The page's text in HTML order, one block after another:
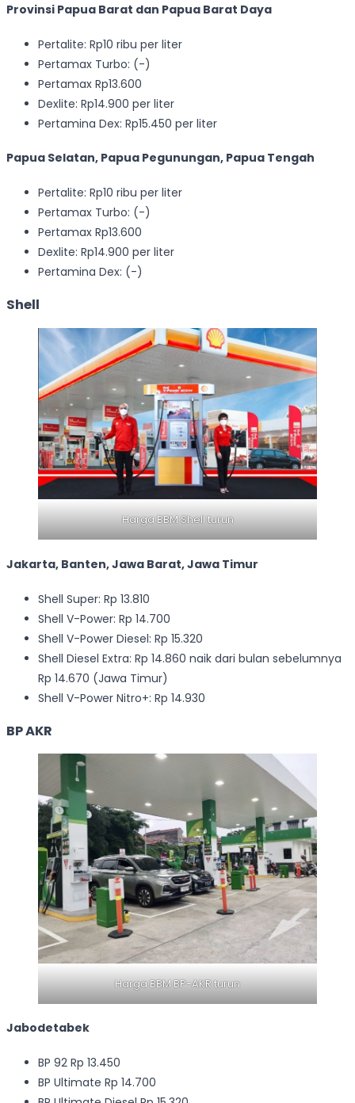
Provinsi Papua Barat dan Papua Barat Daya
Pertalite: Rp10 ribu per liter
Pertamax Turbo: (-)
Pertamax Rp13.600
Dexlite: Rp14.900 per liter
Pertamina Dex: Rp15.450 per liter
Papua Selatan, Papua Pegunungan, Papua Tengah
Pertalite: Rp10 ribu per liter
Pertamax Turbo: (-)
Pertamax Rp13.600
Dexlite: Rp14.900 per liter
Pertamina Dex: (-)
Shell
Harga BBM Shell turun
Jakarta, Banten, Jawa Barat, Jawa Timur
Shell Super: Rp 13.810
Shell V-Power: Rp 14.700
Shell V-Power Diesel: Rp 15.320
Shell Diesel Extra: Rp 14.860 naik dari bulan sebelumnya
Rp 14.670 (Jawa Timur)
Shell V-Power Nitro+: Rp 14.930
BPAKR
Harga BBM BP-AKR turun
Jabodetabek
BP 92 Rp 13.450
BP Ultimate Rp 14.700